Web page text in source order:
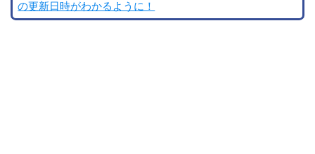
の更新日時がわかるように！